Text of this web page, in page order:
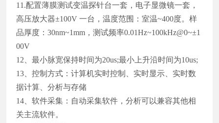
11.配置薄膜测试变温探针台一套，电子显微镜一套，
高压放大器±100V 一台，温度范围：室温~400度。样
品厚度：30nm~1mm，测试频率0.01Hz~100kHz@0~±1
00V
12 、最小脉宽保持时间为20us;最小上升沿时间为10us;
13 、控制方式：计算机实时控制、实时显示、实时数
据计算、分析与存储
14 、软件采集：自动采集软件，分析可以兼容其他相
关主流软件。